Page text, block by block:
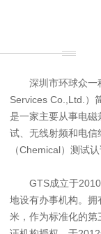
深圳市环球众一
Services Co.,Ltd.）
是一家主要从事电磁
试、无线射频和电信
（Chemical）测试
GTS成立于
地设有办事机构。
米，作为标准化的第